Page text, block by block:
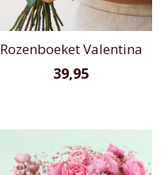
Rozenboeket Valentina
39,95